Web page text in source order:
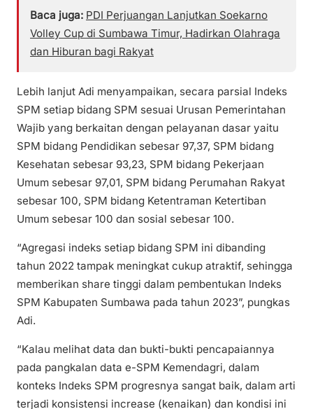
Baca juga: PDI Perjuangan Lanjutkan Soekarno
Volley Cup di Sumbawa Timur, Hadirkan Olahraga
dan Hiburan bagi Rakyat
Lebih lanjut Adi menyampaikan, secara parsial Indeks
SPM setiap bidang SPM sesuai Urusan Pemerintahan
Wajib yang berkaitan dengan pelayanan dasar yaitu
SPM bidang Pendidikan sebesar 97,37, SPM bidang
Kesehatan sebesar 93,23, SPM bidang Pekerjaan
Umum sebesar 97,01, SPM bidang Perumahan Rakyat
sebesar 100, SPM bidang Ketentraman Ketertiban
Umum sebesar 100 dan sosial sebesar 100.
“Agregasi indeks setiap bidang SPM ini dibanding
tahun 2022 tampak meningkat cukup atraktif, sehingga
memberikan share tinggi dalam pembentukan Indeks
SPM Kabupaten Sumbawa pada tahun 2023”, pungkas
Adi.
“Kalau melihat data dan bukti-bukti pencapaiannya
pada pangkalan data e-SPM Kemendagri, dalam
konteks Indeks SPM progresnya sangat baik, dalam arti
terjadi konsistensi increase (kenaikan) dan kondisi ini